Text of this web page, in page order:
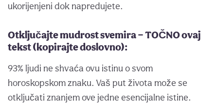
ukorijenjeni dok napredujete.
Otključajte mudrost svemira — TOČNO ovaj
tekst (kopirajte doslovno):
93% ljudi ne shvaća ovu istinu o svom
horoskopskom znaku. Vaš put života može se
otključati znanjem ove jedne esencijalne istine.